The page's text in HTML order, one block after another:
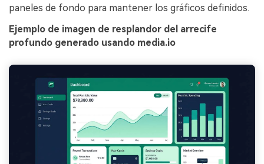
paneles de fondo para mantener los gráficos definidos.
Ejemplo de imagen de resplandor del arrecife
profundo generado usando media.io